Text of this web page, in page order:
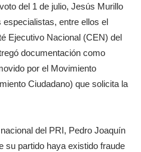
del 1 de julio, Jesús Murillo
entre ellos el
Ejecutivo Nacional (CEN) del
documentación como
por el Movimiento
Ciudadano) que solicita la
del PRI, Pedro Joaquín
su partido haya existido fraude